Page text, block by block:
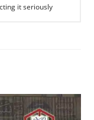
it seriously